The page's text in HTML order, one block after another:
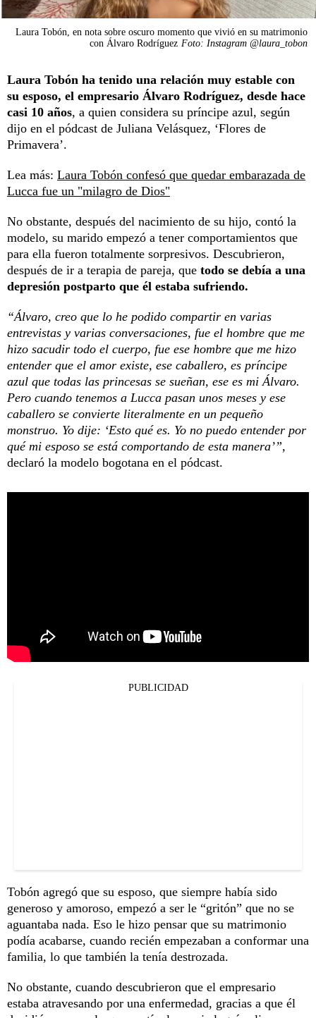
Laura Tobón, en nota sobre oscuro momento que vivió en su matrimonio
con Álvaro Rodríguez Foto: Instagram @laura_tobon
Laura Tobón ha tenido una relación muy estable con
su esposo, el empresario Álvaro Rodríguez, desde hace
casi 10 años, a quien considera su príncipe azul, según
dijo en el pódcast de Juliana Velásquez, ‘Flores de
Primavera’.
Lea más: Laura Tobón confesó que quedar embarazada de
Lucca fue un "milagro de Dios"
No obstante, después del nacimiento de su hijo, contó la
modelo, su marido empezó a tener comportamientos que
para ella fueron totalmente sorpresivos. Descubrieron,
después de ir a terapia de pareja, que todo se debía a una
depresión postparto que él estaba sufriendo.
“Álvaro, creo que lo he podido compartir en varias
entrevistas y varias conversaciones, fue el hombre que me
hizo sacudir todo el cuerpo, fue ese hombre que me hizo
entender que el amor existe, ese caballero, es príncipe
azul que todas las princesas se sueñan, ese es mi Álvaro.
Pero cuando tenemos a Lucca pasan unos meses y ese
caballero se convierte literalmente en un pequeño
monstruo. Yo dije: ‘Esto qué es. Yo no puedo entender por
qué mi esposo se está comportando de esta manera’”,
declaró la modelo bogotana en el pódcast.
PUBLICIDAD
Tobón agregó que su esposo, que siempre había sido
generoso y amoroso, empezó a ser le “gritón” que no se
aguantaba nada. Eso le hizo pensar que su matrimonio
podía acabarse, cuando recién empezaban a conformar una
familia, lo que también la tenía destrozada.
No obstante, cuando descubrieron que el empresario
estaba atravesando por una enfermedad, gracias a que él